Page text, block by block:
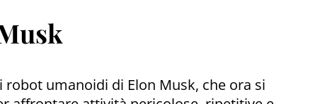
umanoidi di Elon Musk, che ora si